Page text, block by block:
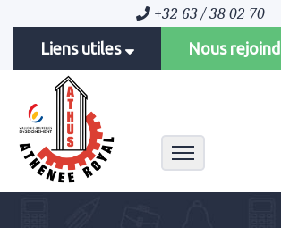
+32 63 / 38 02 70
Liens utiles Nous
Toggle